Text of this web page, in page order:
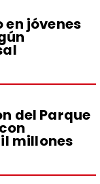
jóvenes
del Parque
millones